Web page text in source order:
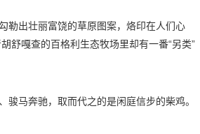
勒出壮丽富饶的草原图案，烙印在人们心
舒嘎查的百格利生态牧场里却有一番“另类”
骏马奔驰，取而代之的是闲庭信步的柴鸡。